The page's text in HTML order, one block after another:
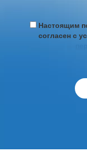
Настоящим
согласен с